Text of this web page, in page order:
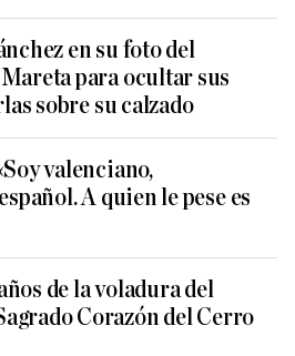
en su foto del
para ocultar sus
sobre su calzado
valenciano,
A quien le pese es
de la voladura del
Corazón del Cerro